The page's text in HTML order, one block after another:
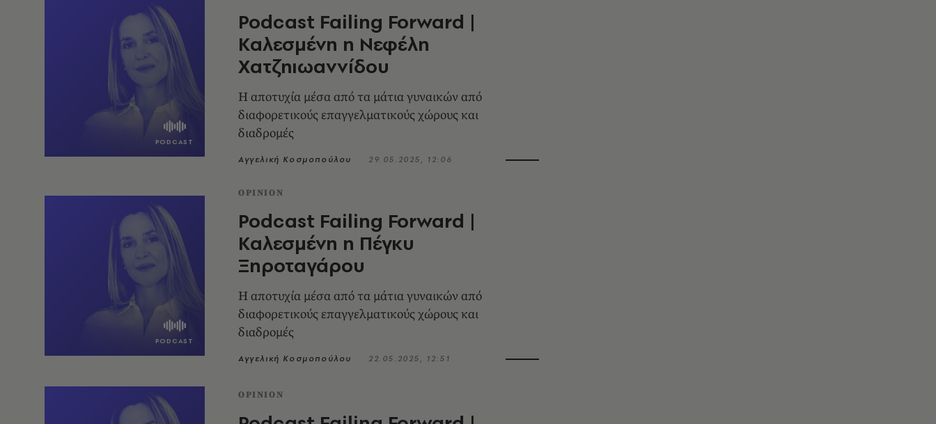
Podcast Failing Forward |
Καλεσμένη η Νεφέλη
Χατζηιωαννίδου
Η αποτυχία μέσα από τα μάτια γυναικών από
διαφορετικούς επαγγελματικούς χώρους και
διαδρομές
Αγγελική Κοσμοπούλου 29.05.2025, 12:06
OPINION
Podcast Failing Forward |
Καλεσμένη η Πέγκυ
Ξηροταγάρου
Η αποτυχία μέσα από τα μάτια γυναικών από
διαφορετικούς επαγγελματικούς χώρους και
διαδρομές
Αγγελική Κοσμοπούλου 22.05.2025, 12:51
OPINION